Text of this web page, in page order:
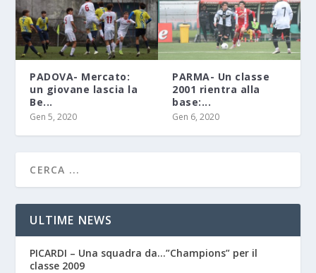
PADOVA- Mercato:
un giovane lascia la
Be...
Gen 5, 2020
PARMA- Un classe
2001 rientra alla
base:...
Gen 6, 2020
ULTIME NEWS
PICARDI – Una squadra da…”Champions” per il
classe 2009